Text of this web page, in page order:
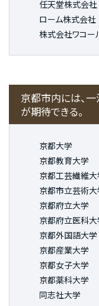
任天堂株式会社
ローム株式会社
株式会社ワコー
京都市内には、
が期待できる。
京都大学
京都教育大学
京都工芸繊維大
京都市立芸術大
京都府立大学
京都府立医科大
京都外国語大学
京都産業大学
京都女子大学
京都薬科大学
同志社大学